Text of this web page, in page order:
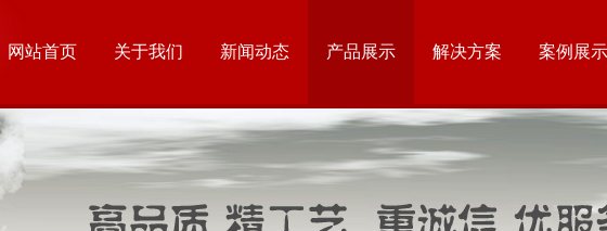
网站首页 关于我们 新闻动态 产品展示 解决方案 案例展示